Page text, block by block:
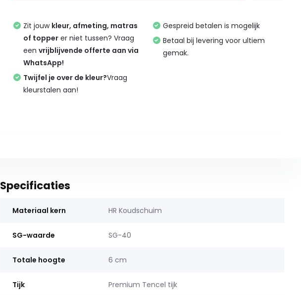
Zit jouw kleur, afmeting, matras
of topper er niet tussen? Vraag
eenvrijblijvende offerte aan via
WhatsApp!
Twijfel je over de kleur?Vraag
kleurstalen aan!
Gespreid betalen is mogelijk
Betaal bij levering voor ultiem
gemak.
Specificaties
Materiaal kern HR Koudschuim
SG-waarde SG-40
Totale hoogte 6 cm
Tijk Premium Tencel tijk